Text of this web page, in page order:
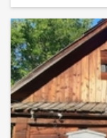
просто дом, а
каждый
база для тех, кто
городом. Дом
людей, которые
городской суеты,
Двухэтажная
зонирование:
уютной спальни.
ремонт — всё уже